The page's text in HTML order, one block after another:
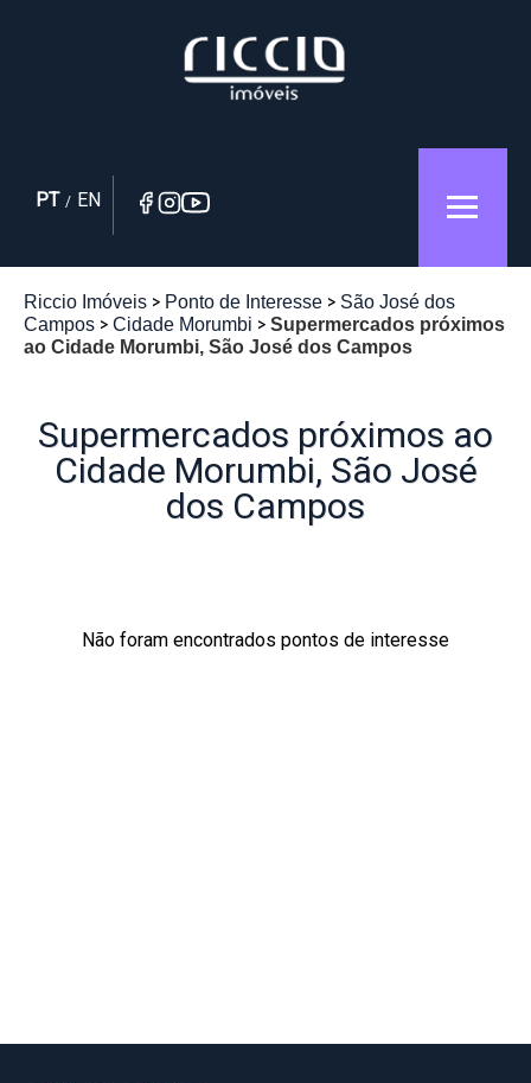
PT / EN
Riccio Imóveis Ponto de Interesse
São José dos
Campos
Cidade Morumbi
Supermercados próximos
ao Cidade Morumbi, São José dos Campos
Supermercados próximos ao
Cidade Morumbi, São José
dos Campos
Não foram encontrados pontos de interesse